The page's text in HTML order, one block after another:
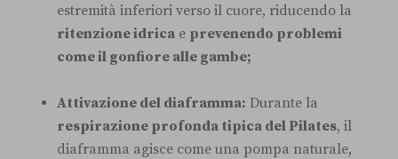
estremità inferiori verso il cuore, riducendo la
ritenzione idrica e prevenendo problemi
come il gonfiore alle gambe;
Attivazione del diaframma: Durante la
respirazione profonda tipica del Pilates, il
diaframma agisce come una pompa naturale,